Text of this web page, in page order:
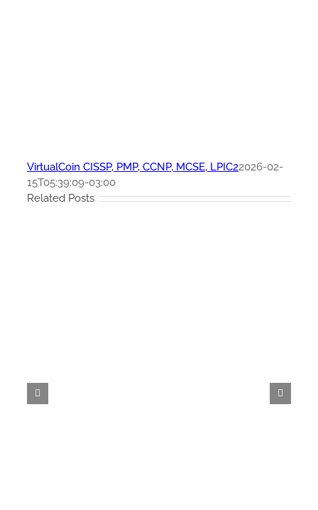
VirtualCoin CISSP, PMP, CCNP, MCSE, LPIC22026-02-
15T05:39:09-03:00
Related Posts